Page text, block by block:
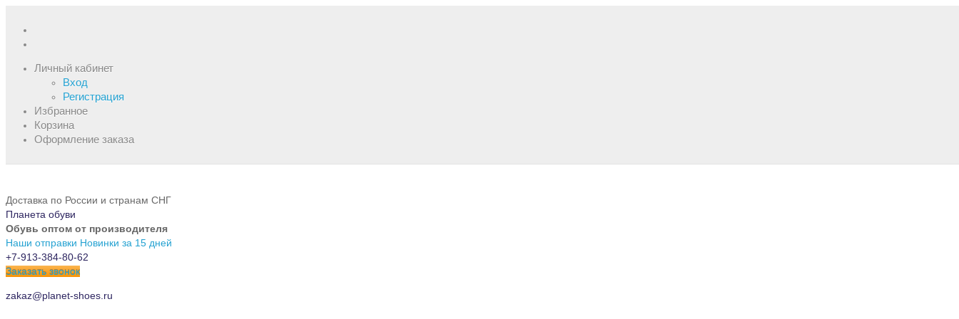
Личный кабинет
Вход
Регистрация
Избранное
Корзина
Оформление заказа
Доставка по России и странам СНГ
Планета обуви
Обувь оптом от производителя
Наши отправки Новинки за 15 дней
+7-913-384-80-62
Заказать звонок
zakaz@planet-shoes.ru